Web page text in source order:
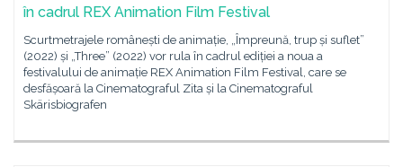
în cadrul REX Animation Film Festival
Scurtmetrajele românești de animație, „Împreună, trup și suflet”
(2022) și „Three” (2022) vor rula în cadrul ediției a noua a
festivalului de animație REX Animation Film Festival, care se
desfășoară la Cinematograful Zita și la Cinematograful
Skärisbiografen